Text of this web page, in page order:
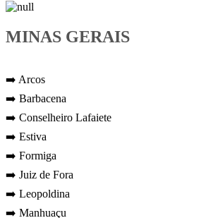
MINAS GERAIS
➡️ Arcos
➡️ Barbacena
➡️ Conselheiro Lafaiete
➡️ Estiva
➡️ Formiga
➡️ Juiz de Fora
➡️ Leopoldina
➡️ Manhuaçu